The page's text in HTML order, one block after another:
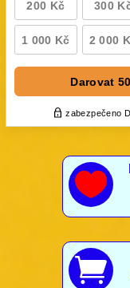

